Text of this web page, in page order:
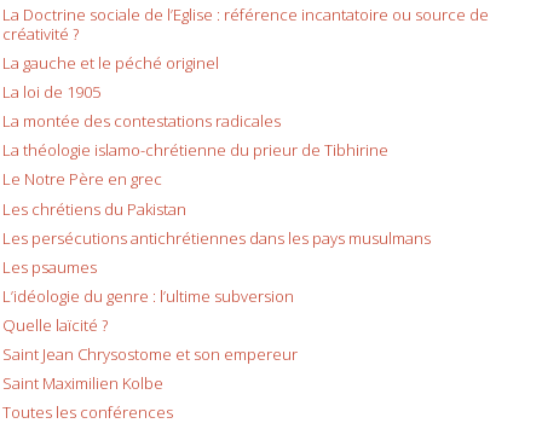
La Doctrine sociale de l’Eglise : référence incantatoire ou source de
créativité ?
La gauche et le péché originel
La loi de 1905
La montée des contestations radicales
La théologie islamo-chrétienne du prieur de Tibhirine
Le Notre Père en grec
Les chrétiens du Pakistan
Les persécutions antichrétiennes dans les pays musulmans
Les psaumes
L’idéologie du genre : l’ultime subversion
Quelle laïcité ?
Saint Jean Chrysostome et son empereur
Saint Maximilien Kolbe
Toutes les conférences